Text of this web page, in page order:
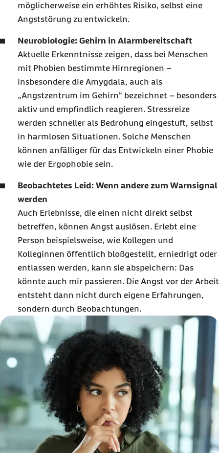
möglicherweise ein erhöhtes Risiko, selbst eine
Angststörung zu entwickeln.
Neurobiologie: Gehirn in Alarmbereitschaft
Aktuelle Erkenntnisse zeigen, dass bei Menschen
mit Phobien bestimmte Hirnregionen –
insbesondere die Amygdala, auch als
„Angstzentrum im Gehirn“ bezeichnet – besonders
aktiv und empfindlich reagieren. Stressreize
werden schneller als Bedrohung eingestuft, selbst
in harmlosen Situationen. Solche Menschen
können anfälliger für das Entwickeln einer Phobie
wie der Ergophobie sein.
Beobachtetes Leid: Wenn andere zum Warnsignal
werden
Auch Erlebnisse, die einen nicht direkt selbst
betreffen, können Angst auslösen. Erlebt eine
Person beispielsweise, wie Kollegen und
Kolleginnen öffentlich bloßgestellt, erniedrigt oder
entlassen werden, kann sie abspeichern: Das
könnte auch mir passieren. Die Angst vor der Arbeit
entsteht dann nicht durch eigene Erfahrungen,
sondern durch Beobachtungen.